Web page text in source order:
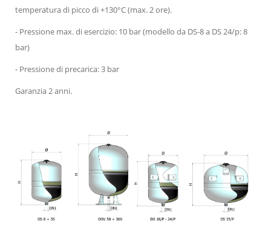
temperatura di picco di +130°C (max. 2 ore).
- Pressione max. di esercizio: 10 bar (modello da DS-8 a DS 24/p: 8
bar)
- Pressione di precarica: 3 bar
Garanzia 2 anni.